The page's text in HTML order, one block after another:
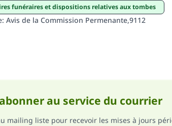
funéraires et dispositions relatives aux tombes
: Avis de la Commission Permenante,9112
au service du courrier
mailing liste pour recevoir les mises à jours